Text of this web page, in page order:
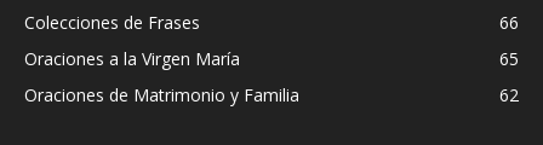
Colecciones de Frases
66
Oraciones a la Virgen María
65
Oraciones de Matrimonio y Familia
62